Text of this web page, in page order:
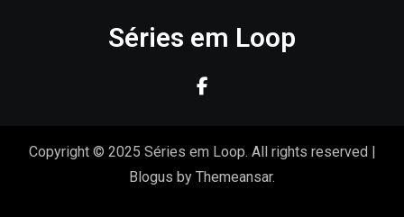
Séries em Loop
Copyright © 2025 Séries em Loop. All rights reserved |
Blogus by Themeansar.